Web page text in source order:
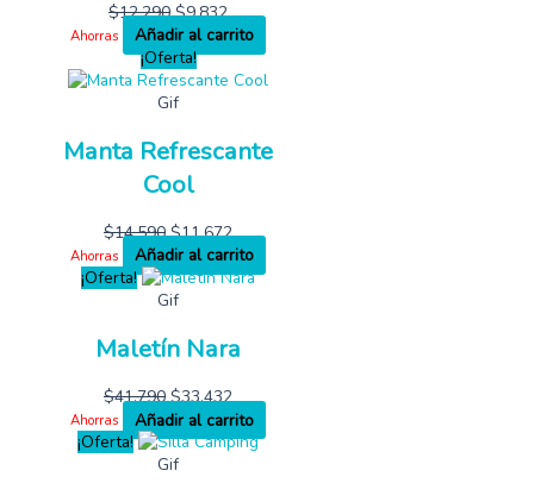
$12,290 $9,832
Ahorras
Añadir al carrito
¡Oferta!
Gif
Manta Refrescante
Cool
$14,590 $11,672
Ahorras
Añadir al carrito
¡Oferta!
Gif
Maletín Nara
$41,790 $33,432
Ahorras
Añadir al carrito
¡Oferta!
Gif